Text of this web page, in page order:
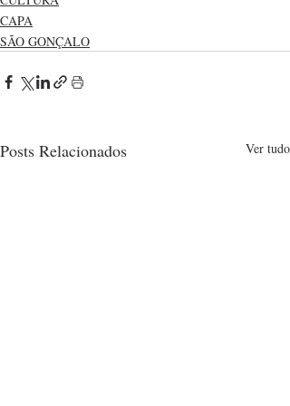
CAPA
SÃO GONÇALO
Posts Relacionados Ver tudo